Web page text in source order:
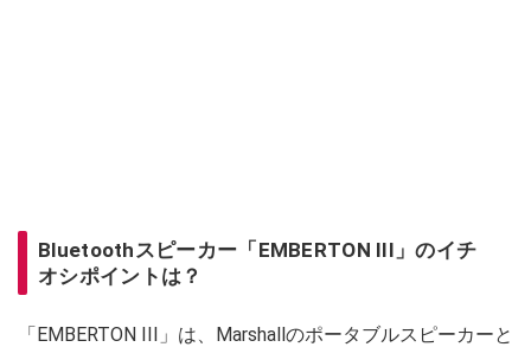
Bluetoothスピーカー「EMBERTON III」のイチ
オシポイントは？
「EMBERTON III」は、Marshallのポータブルスピーカーと